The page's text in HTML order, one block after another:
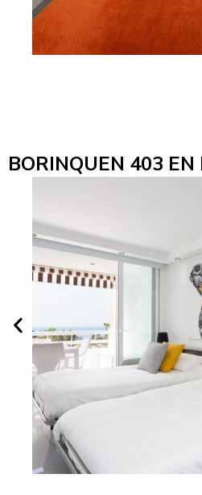
BORINQUEN 403 EN